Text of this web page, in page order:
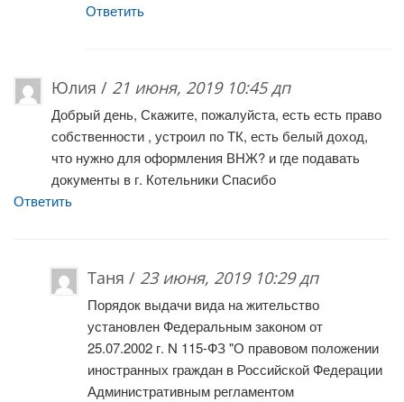
Ответить
Юлия / 21 июня, 2019 10:45 дп
Добрый день, Скажите, пожалуйста, есть есть право
собственности , устроил по ТК, есть белый доход,
что нужно для оформления ВНЖ? и где подавать
документы в г. Котельники Спасибо
Ответить
Таня / 23 июня, 2019 10:29 дп
Порядок выдачи вида на жительство
установлен Федеральным законом от
25.07.2002 г. N 115-ФЗ "О правовом положении
иностранных граждан в Российской Федерации
Административным регламентом